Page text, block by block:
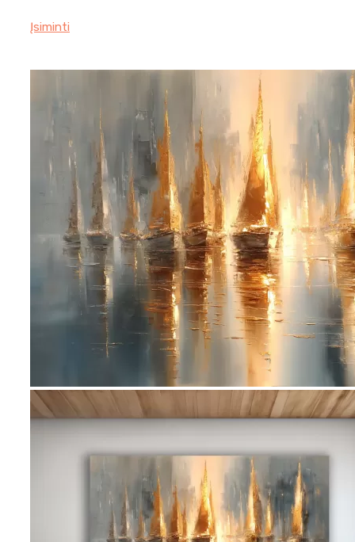
Įsiminti